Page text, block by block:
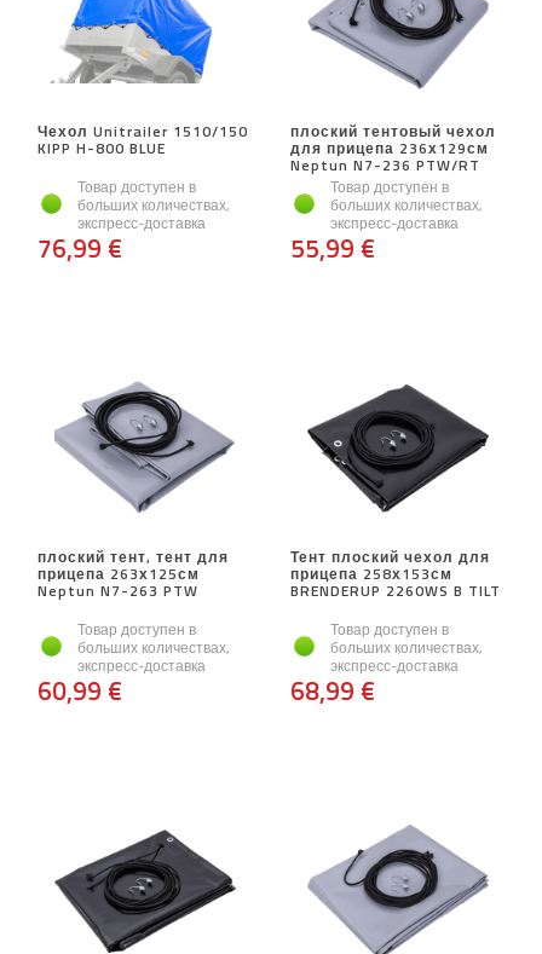
Чехол Unitrailer 1510/150
KIPP H-800 BLUE
Товар доступен в
больших количествах,
экспресс-доставка
76,99 €
плоский тентовый чехол
для прицепа 236х129см
Neptun N7-236 PTW/RT
Товар доступен в
больших количествах,
экспресс-доставка
55,99 €
плоский тент, тент для
прицепа 263х125см
Neptun N7-263 PTW
Товар доступен в
больших количествах,
экспресс-доставка
60,99 €
Тент плоский чехол для
прицепа 258х153см
BRENDERUP 2260WS B TILT
Товар доступен в
больших количествах,
экспресс-доставка
68,99 €